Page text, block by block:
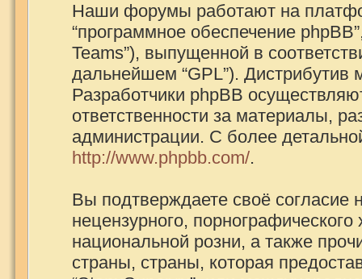
Наши форумы работают на
“программное обеспечение
Teams”), выпущенной в
дальнейшем “GPL”). Дистрибутив
Разработчики phpBB
ответственности за материалы,
администрации. С более
http://www.phpbb.com/.
Вы подтверждаете своё согласие
нецензурного,
национальной розни, а также
страны, страны, которая